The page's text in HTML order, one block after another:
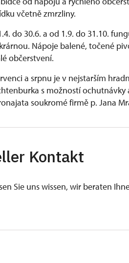
včetně zmrzliny.
do 30.6. a od 1.9. do 31.10.
Nápoje balené, točené
občerstvení.
a srpnu je v nejstarším
s možností
soukromé firmě p. Jana
„Rumburak“ nad hradem
zotavovna - v zátoce Horka
, telefon:
Kontakt
Sie uns wissen, wir beraten